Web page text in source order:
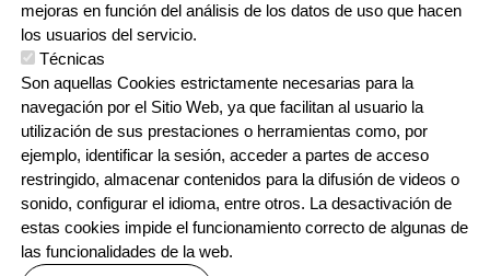
Webgune hau Ikastolen Elkarteak garatu
mejoras en función del análisis de los datos de uso que hacen
los usuarios del servicio.
Técnicas
Son aquellas Cookies estrictamente necesarias para la
navegación por el Sitio Web, ya que facilitan al usuario la
utilización de sus prestaciones o herramientas como, por
ejemplo, identificar la sesión, acceder a partes de acceso
restringido, almacenar contenidos para la difusión de videos o
sonido, configurar el idioma, entre otros. La desactivación de
estas cookies impide el funcionamiento correcto de algunas de
las funcionalidades de la web.